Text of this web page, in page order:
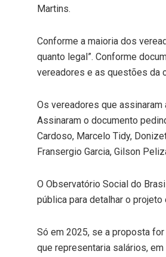
Martins.
Conforme a maioria dos
quanto legal”. Conforme
vereadores e as questões da
Os vereadores que
Assinaram o documento
Cardoso, Marcelo Tidy,
Fransergio Garcia, Gilson
O Observatório Social do
pública para detalhar o
Só em 2025, se a proposta
que representaria salários,